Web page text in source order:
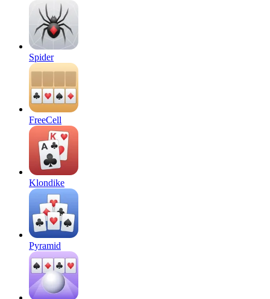
Spider
FreeCell
Klondike
Pyramid